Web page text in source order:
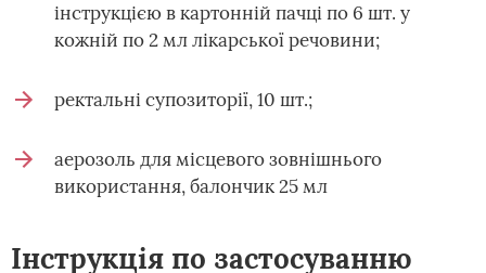
інструкцією в картонній пачці по 6 шт. у
кожній по 2 мл лікарської речовини;
ректальні супозиторії, 10 шт.;
аерозоль для місцевого зовнішнього
використання, балончик 25 мл
Інструкція по застосуванню